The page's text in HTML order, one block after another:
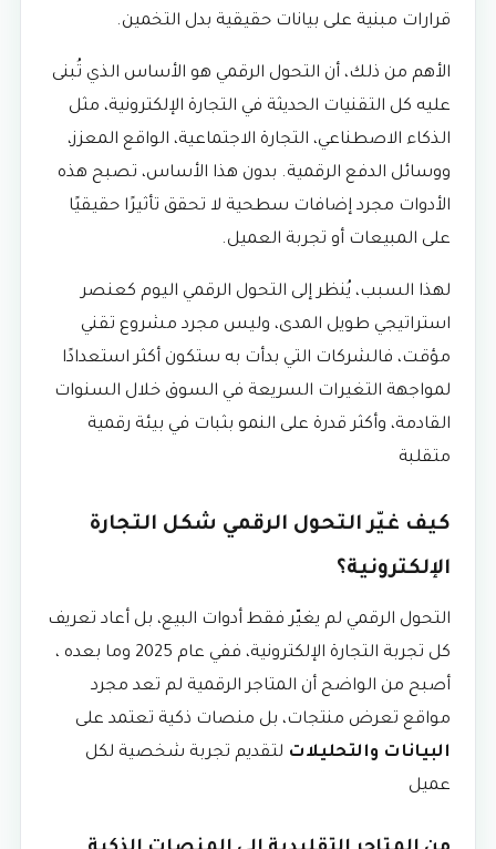
قرارات مبنية على بيانات حقيقية بدل التخمين.
الأهم من ذلك، أن التحول الرقمي هو الأساس الذي تُبنى
عليه كل التقنيات الحديثة في التجارة الإلكترونية، مثل
الذكاء الاصطناعي، التجارة الاجتماعية، الواقع المعزز،
ووسائل الدفع الرقمية. بدون هذا الأساس، تصبح هذه
الأدوات مجرد إضافات سطحية لا تحقق تأثيرًا حقيقيًا
على المبيعات أو تجربة العميل.
لهذا السبب، يُنظر إلى التحول الرقمي اليوم كعنصر
استراتيجي طويل المدى، وليس مجرد مشروع تقني
مؤقت، فالشركات التي بدأت به ستكون أكثر استعدادًا
لمواجهة التغيرات السريعة في السوق خلال السنوات
القادمة، وأكثر قدرة على النمو بثبات في بيئة رقمية
متقلبة
كيف غيّر التحول الرقمي شكل التجارة
الإلكترونية؟
التحول الرقمي لم يغيّر فقط أدوات البيع، بل أعاد تعريف
كل تجربة التجارة الإلكترونية، ففي عام 2025 وما بعده ،
أصبح من الواضح أن المتاجر الرقمية لم تعد مجرد
مواقع تعرض منتجات، بل منصات ذكية تعتمد على
البيانات والتحليلات لتقديم تجربة شخصية لكل
عميل